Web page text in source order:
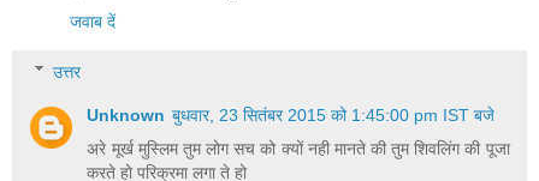
जवाब दें
उत्तर
Unknown बुधवार, 23 सितंबर 2015 को 1:45:00 pm IST बजे
अरे मूर्ख मुस्लिम तुम लोग सच को क्यों नही मानते की तुम शिवलिंग की पूजा
करते हो परिक्रमा लगा ते हो